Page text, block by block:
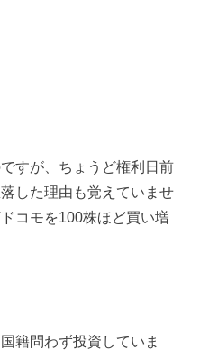
すが、ちょうど権利日前
した理由も覚えていませ
コモを100株ほど買い増
籍問わず投資していま